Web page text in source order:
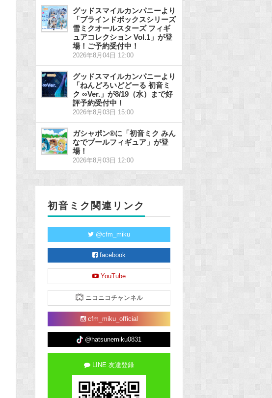
グッドスマイルカンパニーより
「ブラインドボックスシリーズ
雪ミクオールスターズ フィギ
ュアコレクション Vol.1」が登
場！ご予約受付中！
2026年8月04日 12:00
グッドスマイルカンパニーより
「ねんどろいどどーる 初音ミ
ク ∞Ver.」が8/19（水）まで好
評予約受付中！
2026年8月03日 15:00
ガシャポン®に「初音ミク みん
なでプールフィギュア」が登
場！
2026年8月03日 12:00
初音ミク関連リンク
@cfm_miku
facebook
YouTube
ニコニコチャンネル
cfm_miku_official
@hatsunemiku0831
LINE 友達登録